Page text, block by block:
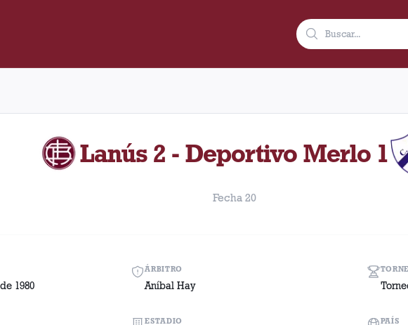
y Deportivo Merlo disputado el Sábado, 19 de julio de 1980 en condición
Lanús 2 - Deportivo Merlo 1
Fecha 20
1980
ÁRBITRO
Aníbal Hay
ESTADIO PAÍS